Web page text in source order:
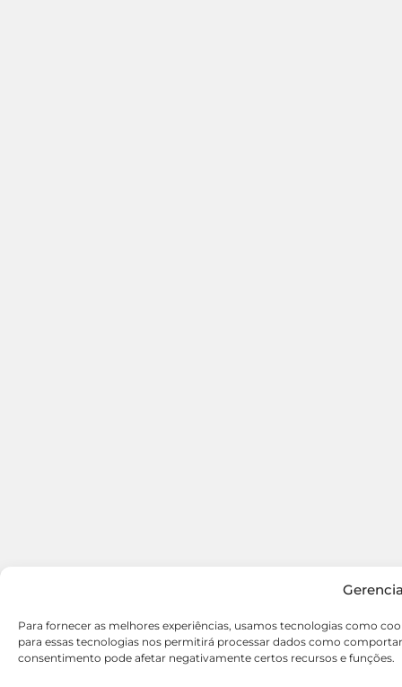
Para fornecer as melhores experiências, usamos tecnologias como
para essas tecnologias nos permitirá processar dados como
consentimento pode afetar negativamente certos recursos e funções.